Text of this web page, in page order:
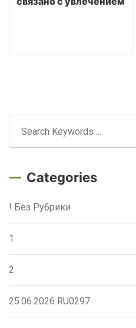
Categories
! Без Рубрики
1
2
25.06.2026 RU0297